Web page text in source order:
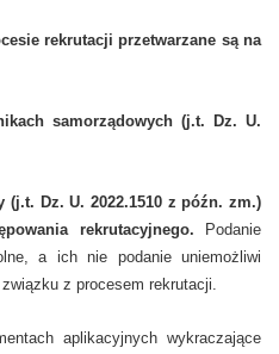
rekrutacji przetwarzane są na
samorządowych (j.t. Dz. U.
(j.t. Dz. U. 2022.1510 z późn. zm.)
rekrutacyjnego.
Podanie
a ich nie podanie uniemożliwi
z procesem rekrutacji.
aplikacyjnych wykraczające